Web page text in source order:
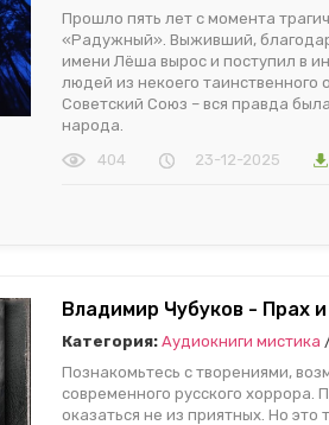
Прошло пять лет с момента
«Радужный». Выживший,
имени Лёша вырос и поступил в
людей из некоего таинственного
Советский Союз – вся правда
народа.
404
23-12-2025
Владимир Чубуков - Прах
Категория: Аудиокниги мистика
Познакомьтесь с творениями,
современного русского
оказаться не из приятных. Но это